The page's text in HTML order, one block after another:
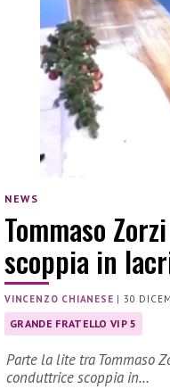
NEWS
Tommaso
scoppia in
VINCENZO CHIANESE |30
GRANDE FRATELLO VIP 5
Parte la lite tra Tommaso
conduttrice scoppia in…